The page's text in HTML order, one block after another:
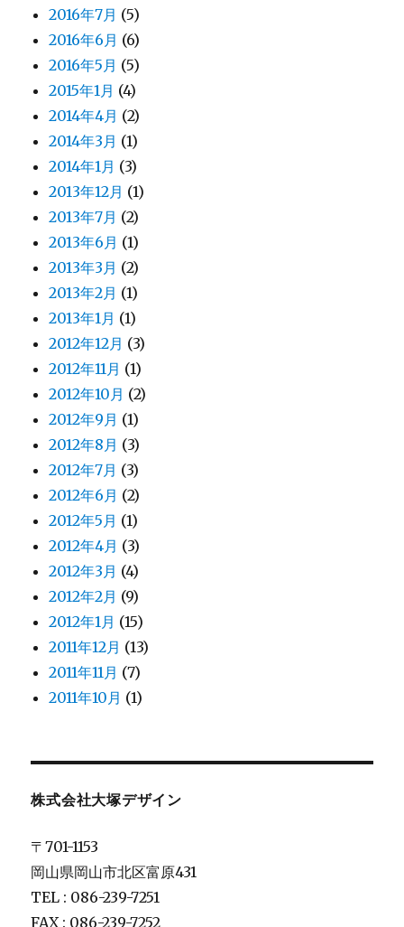
2016年7月 (5)
2016年6月 (6)
2016年5月 (5)
2015年1月 (4)
2014年4月 (2)
2014年3月 (1)
2014年1月 (3)
2013年12月 (1)
2013年7月 (2)
2013年6月 (1)
2013年3月 (2)
2013年2月 (1)
2013年1月 (1)
2012年12月 (3)
2012年11月 (1)
2012年10月 (2)
2012年9月 (1)
2012年8月 (3)
2012年7月 (3)
2012年6月 (2)
2012年5月 (1)
2012年4月 (3)
2012年3月 (4)
2012年2月 (9)
2012年1月 (15)
2011年12月 (13)
2011年11月 (7)
2011年10月 (1)
株式会社大塚デザイン
〒701-1153
岡山県岡山市北区富原431
TEL : 086-239-7251
FAX : 086-239-7252